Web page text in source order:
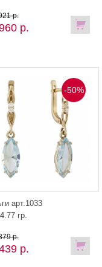
р.
р.
-50%
арт.1033
гр.
р.
р.